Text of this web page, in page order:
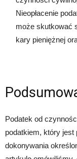
Nieopłacenie
może skutkować
kary pieniężnej
Podatek od
podatkiem, który
dokonywania